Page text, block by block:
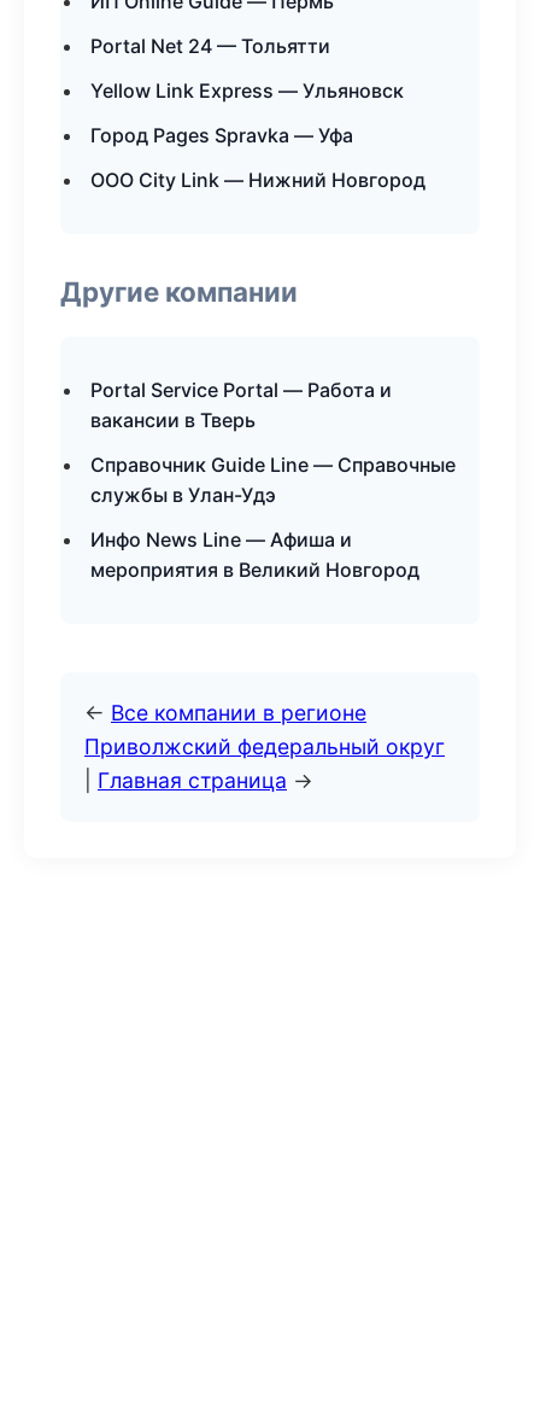
Portal Net 24 — Тольятти
Yellow Link Express — Ульяновск
Город Pages Spravka — Уфа
ООО City Link — Нижний Новгород
Другие компании
Portal Service Portal — Работа и
вакансии в Тверь
Справочник Guide Line — Справочные
службы в Улан-Удэ
Инфо News Line — Афиша и
мероприятия в Великий Новгород
← Все компании в регионе
Приволжский федеральный округ
Главная страница →